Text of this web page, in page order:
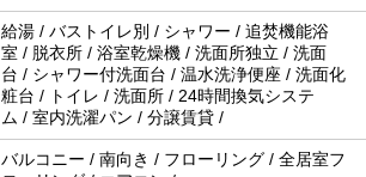
給湯 / バストイレ別 / シャワー / 追焚機能浴
室 / 脱衣所 / 浴室乾燥機 / 洗面所独立 / 洗面
台 / シャワー付洗面台 / 温水洗浄便座 / 洗面化
粧台 / トイレ / 洗面所 / 24時間換気システ
ム / 室内洗濯パン / 分譲賃貸 /
バルコニー / 南向き / フローリング / 全居室フ